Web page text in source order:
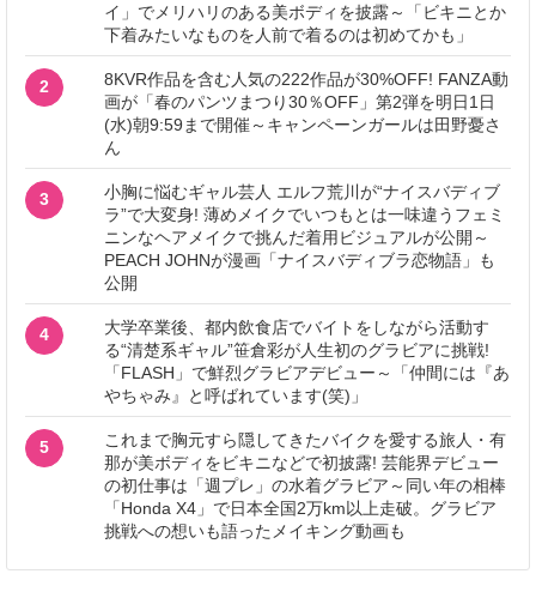
イ」でメリハリのある美ボディを披露～「ビキニとか
下着みたいなものを人前で着るのは初めてかも」
2
8KVR作品を含む人気の222作品が30%OFF! FANZA動
画が「春のパンツまつり30％OFF」第2弾を明日1日
(水)朝9:59まで開催～キャンペーンガールは田野憂さ
ん
3
小胸に悩むギャル芸人 エルフ荒川が“ナイスバディブ
ラ”で大変身! 薄めメイクでいつもとは一味違うフェミ
ニンなヘアメイクで挑んだ着用ビジュアルが公開～
PEACH JOHNが漫画「ナイスバディブラ恋物語」も
公開
4
大学卒業後、都内飲食店でバイトをしながら活動す
る“清楚系ギャル”笹倉彩が人生初のグラビアに挑戦!
「FLASH」で鮮烈グラビアデビュー～「仲間には『あ
やちゃみ』と呼ばれています(笑)」
5
これまで胸元すら隠してきたバイクを愛する旅人・有
那が美ボディをビキニなどで初披露! 芸能界デビュー
の初仕事は「週プレ」の水着グラビア～同い年の相棒
「Honda X4」で日本全国2万km以上走破。グラビア
挑戦への想いも語ったメイキング動画も